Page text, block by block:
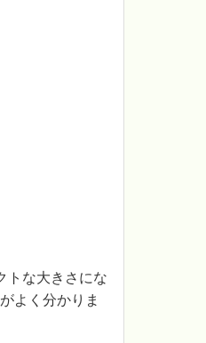
トな大きさにな
よく分かりま